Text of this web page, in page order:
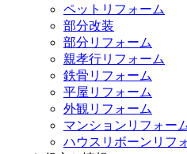
ペットリフォーム
部分改装
部分リフォーム
親孝行リフォーム
鉄骨リフォーム
平屋リフォーム
外観リフォーム
マンションリフォー
ハウスリボーンリフ